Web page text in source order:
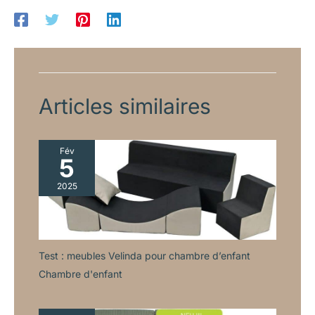
Faciles à Nettoyer : Équipée de poches en tissu de haute
claires et tout le matériel nécessaire, cette étagère se monte en
Articles similaires
Fév
5
2025
Test : meubles Velinda pour chambre d’enfant
Chambre d'enfant